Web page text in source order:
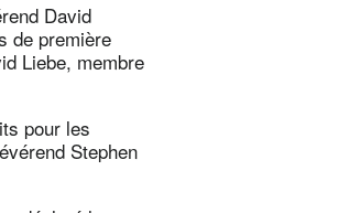
David
de première
Liebe, membre
pour les
Stephen